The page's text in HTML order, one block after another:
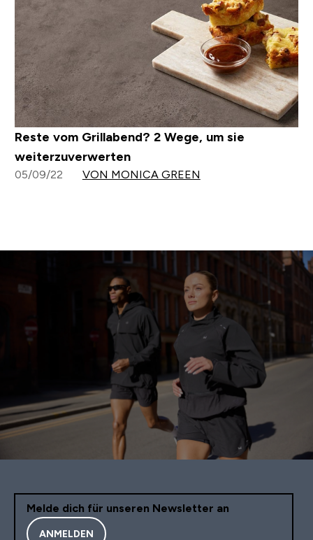
Reste vom Grillabend? 2 Wege, um sie
weiterzuverwerten
05/09/22 VON MONICA GREEN
Melde dich für unseren Newsletter an
ANMELDEN